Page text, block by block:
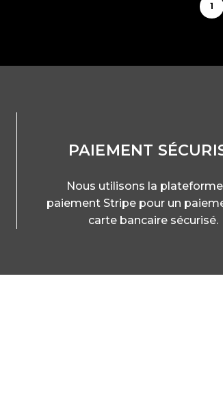
1
PAIEMENT
Nous utilisons la
paiement Stripe pour un
carte bancaire sécurisé.